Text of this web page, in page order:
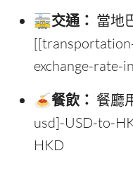
🚋交通： 當地
exchange-rate-
🍝餐飲： 餐廳
usd]-USD-to-
HKD